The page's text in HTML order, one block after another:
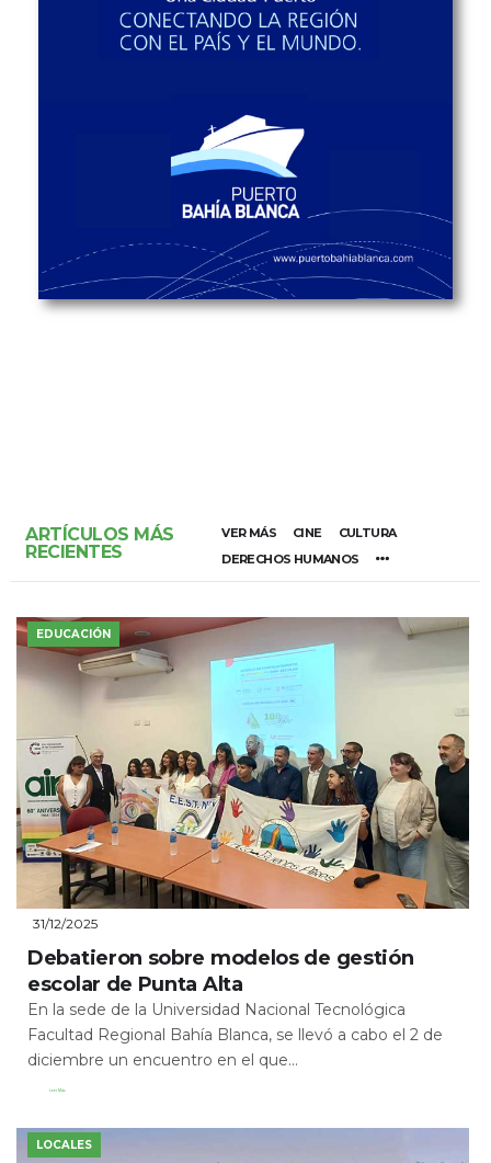
ARTÍCULOS MÁS
RECIENTES
VER MÁS CINE
CULTURA
DERECHOS HUMANOS
EDUCACIÓN
31/12/2025
Debatieron sobre modelos de gestión
escolar de Punta Alta
En la sede de la Universidad Nacional Tecnológica
Facultad Regional Bahía Blanca, se llevó a cabo el 2 de
diciembre un encuentro en el que...
Leer Más
LOCALES